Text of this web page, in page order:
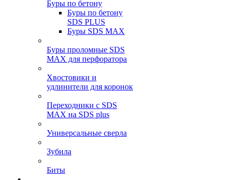
Буры по бетону
Буры по бетону
SDS PLUS
Буры SDS MAX
Буры проломные SDS
MAX для перфоратора
Хвостовики и
удлинители для коронок
Переходники с SDS
MAX на SDS plus
Универсальные сверла
Зубила
Биты